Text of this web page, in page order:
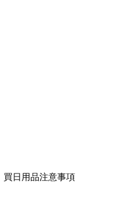
買日用品注意事項